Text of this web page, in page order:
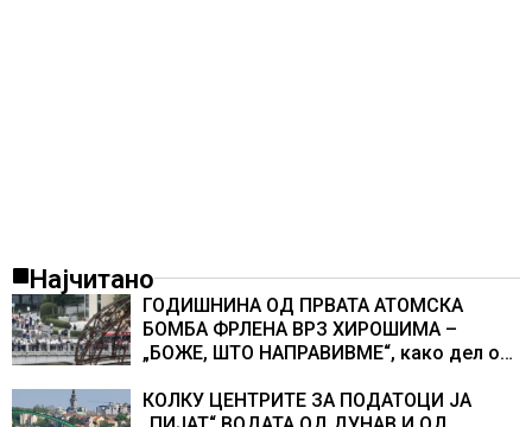
Најчитано
ГОДИШНИНА ОД ПРВАТА АТОМСКА
БОМБА ФРЛЕНА ВРЗ ХИРОШИМА –
„БОЖЕ, ШТО НАПРАВИВМЕ“, како дел од
учесниците во бомбардирањето го
КОЛКУ ЦЕНТРИТЕ ЗА ПОДАТОЦИ ЈА